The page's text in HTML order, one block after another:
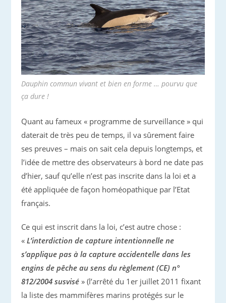
Dauphin commun vivant et bien en forme … pourvu que
ça dure !
Quant au fameux « programme de surveillance » qui
daterait de très peu de temps, il va sûrement faire
ses preuves – mais on sait cela depuis longtemps, et
l’idée de mettre des observateurs à bord ne date pas
d’hier, sauf qu’elle n’est pas inscrite dans la loi et a
été appliquée de façon homéopathique par l’Etat
français.
Ce qui est inscrit dans la loi, c’est autre chose :
«L’interdiction de capture intentionnelle ne
s’applique pas à la capture accidentelle dans les
engins de pêche au sens du règlement (CE) n°
812/2004 susvisé » (l’arrêté du 1er juillet 2011 fixant
la liste des mammifères marins protégés sur le